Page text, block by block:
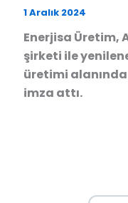
1 Aralık 2024
Enerjisa Üretim,
şirketi ile
üretimi
imza attı.